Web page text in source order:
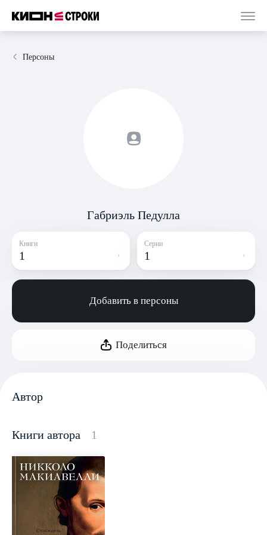
Персоны
Габриэль Педулла
Книги
1
Серии
1
Добавить в персоны
Поделиться
Автор
Книги автора 1